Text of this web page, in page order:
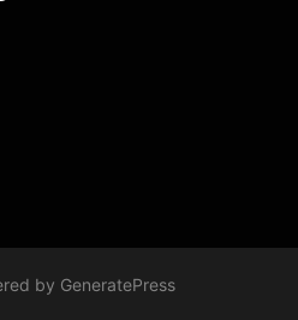
by GeneratePress